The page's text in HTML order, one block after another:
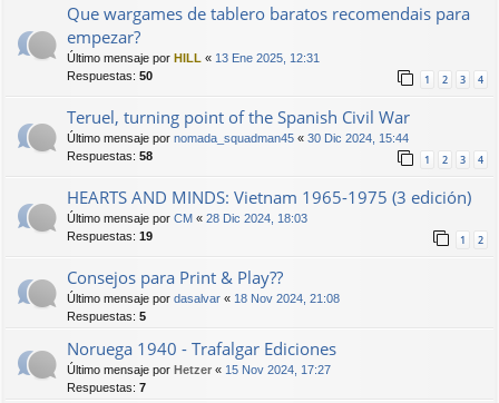
Que wargames de tablero baratos recomendais para
empezar?
Último mensaje por HILL « 13 Ene 2025, 12:31
Respuestas: 50 1 2 3 4
Teruel, turning point of the Spanish Civil War
Último mensaje por nomada_squadman45 « 30 Dic 2024, 15:44
Respuestas: 58 1 2 3 4
HEARTS AND MINDS: Vietnam 1965-1975 (3 edición)
Último mensaje por CM « 28 Dic 2024, 18:03
Respuestas: 19 1 2
Consejos para Print & Play??
Último mensaje por dasalvar « 18 Nov 2024, 21:08
Respuestas: 5
Noruega 1940 - Trafalgar Ediciones
Último mensaje por Hetzer « 15 Nov 2024, 17:27
Respuestas: 7